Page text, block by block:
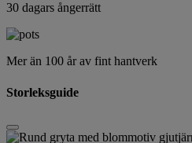
30 dagars ångerrätt
Mer än 100 år av fint hantverk
Storleksguide